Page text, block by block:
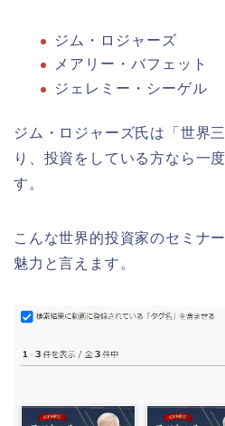
ジム・ロジャーズ
メアリー・バフェット
ジェレミー・シーゲル
ジム・ロジャーズ氏は「世界
り、投資をしている方なら一
す。
こんな世界的投資家のセミナ
魅力と言えます。